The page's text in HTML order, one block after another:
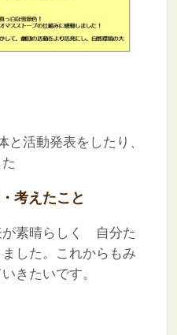
と活動発表をしたり、
考えたこと
が素晴らしく 自分た
した。これからもみ
きたいです。